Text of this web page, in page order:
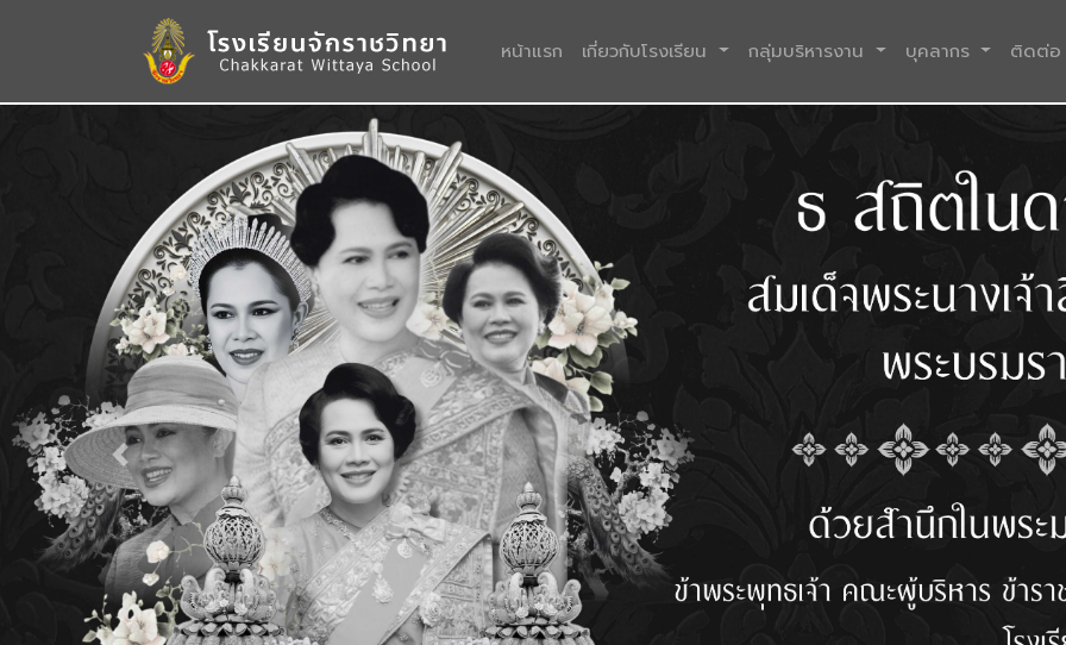
หน้าแรก (current)
เกี่ยวกับโรงเรียน กลุ่มบริหารงาน บุคลากร ติดต่อ
Previous